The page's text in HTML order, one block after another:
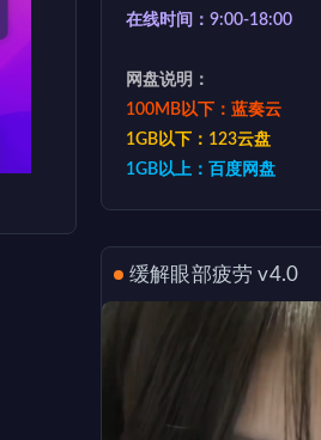
在线时间：9:00-18:00
网盘说明：
100MB以下：蓝奏云
1GB以下：123云盘
1GB以上：百度网盘
缓解眼部疲劳 v4.0